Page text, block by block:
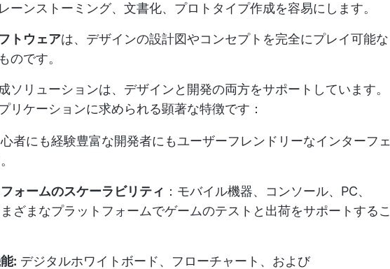
ーンストーミング、文書化、プロトタイプ作成を容易にします。
トウェアは、デザインの設計図やコンセプトを完全にプレイ可能な
のです。
ソリューションは、デザインと開発の両方をサポートしています。
リケーションに求められる顕著な特徴です：
心者にも経験豊富な開発者にもユーザーフレンドリーなインターフェ
ォームのスケーラビリティ ：モバイル機器、コンソール、PC、
ざまなプラットフォームでゲームのテストと出荷をサポートするこ
: デジタルホワイトボード、フローチャート、および